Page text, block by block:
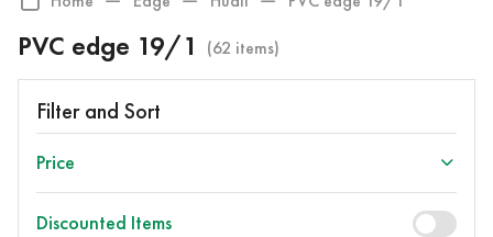
PVC edge 19/1 (62 items)
Filter and Sort
Price
Discounted Items